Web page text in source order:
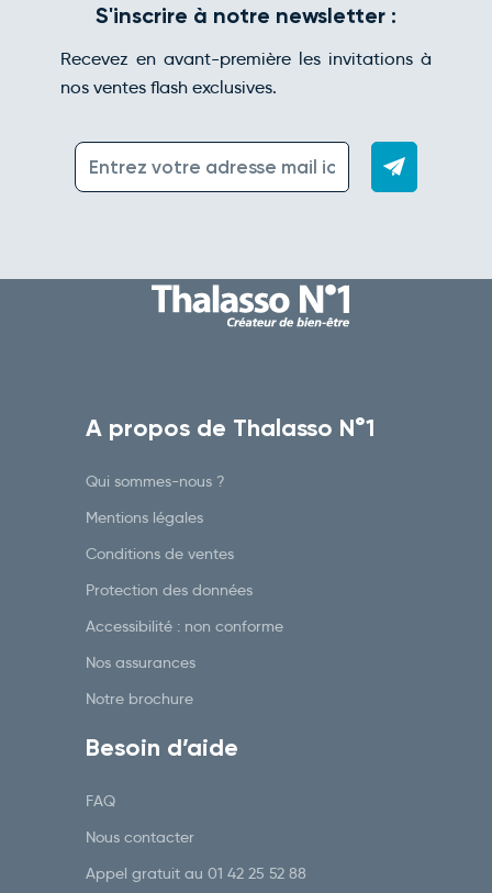
S'inscrire à notre newsletter :
Recevez en avant-première les invitations à
nos ventes flash exclusives.
A propos de Thalasso N°1
Qui sommes-nous ?
Mentions légales
Conditions de ventes
Protection des données
Accessibilité : non conforme
Nos assurances
Notre brochure
Besoin d’aide
FAQ
Nous contacter
Appel gratuit au 01 42 25 52 88